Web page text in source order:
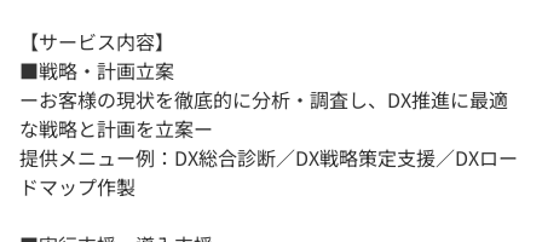
【サービス内容】
■戦略・計画立案
ーお客様の現状を徹底的に分析・調査し、DX推進に最適
な戦略と計画を立案ー
提供メニュー例：DX総合診断／DX戦略策定支援／DXロー
ドマップ作製